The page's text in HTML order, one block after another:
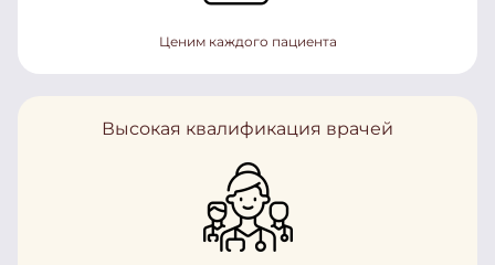
Ценим каждого пациента
Высокая квалификация врачей